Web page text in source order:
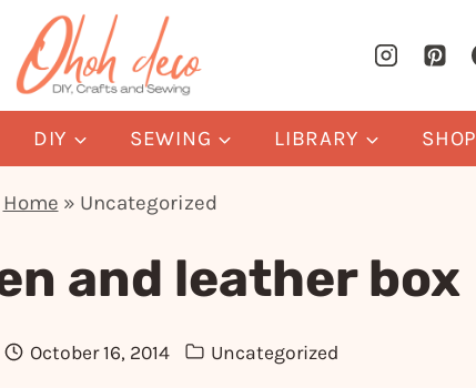
DIY SEWING LIBRARY SHOP
Home » Uncategorized
and leather box
October 16, 2014 Uncategorized